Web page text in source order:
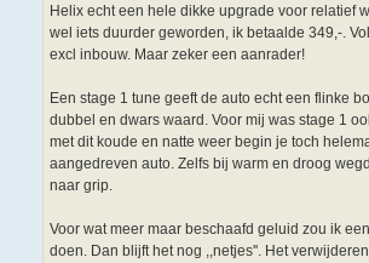
Helix echt een hele dikke upgrade voor relatief
wel iets duurder geworden, ik betaalde 349,-.
excl inbouw. Maar zeker een aanrader!
Een stage 1 tune geeft de auto echt een flinke
dubbel en dwars waard. Voor mij was stage 1
met dit koude en natte weer begin je toch
aangedreven auto. Zelfs bij warm en droog
naar grip.
Voor wat meer maar beschaafd geluid zou ik
doen. Dan blijft het nog ,,netjes''. Het